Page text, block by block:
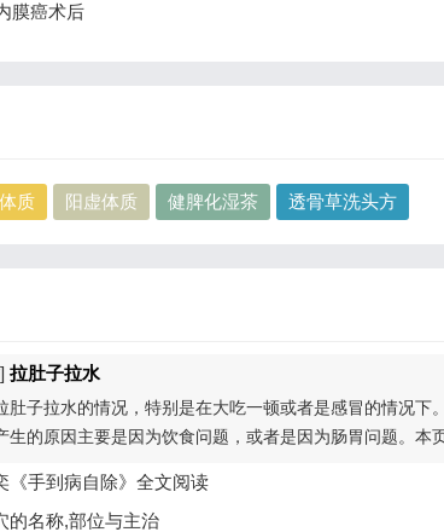
膜癌术后
质 阳虚体质 健脾化湿茶 透骨草洗头方
] 拉肚子拉水
肚子拉水的情况，特别是在大吃一顿或者是感冒的情况下
生的原因主要是因为饮食问题，或者是因为肠胃问题。本
《手到病自除》全文阅读
病自除全文阅读。包括完整目录、共计6大章，66个小节的
的名称,部位与主治